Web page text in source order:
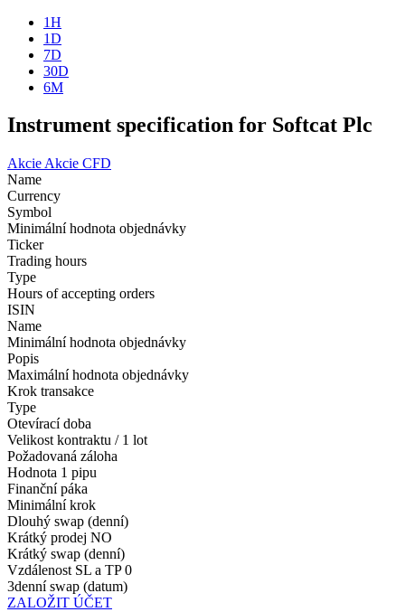
1H
1D
7D
30D
6M
Instrument specification for Softcat Plc
Akcie Akcie CFD
Name
Currency
Symbol
Minimální hodnota objednávky
Ticker
Trading hours
Type
Hours of accepting orders
ISIN
Name
Minimální hodnota objednávky
Popis
Maximální hodnota objednávky
Krok transakce
Type
Otevírací doba
Velikost kontraktu / 1 lot
Požadovaná záloha
Hodnota 1 pipu
Finanční páka
Minimální krok
Dlouhý swap (denní)
Krátký prodej NO
Krátký swap (denní)
Vzdálenost SL a TP 0
3denní swap (datum)
ZALOŽIT ÚČET